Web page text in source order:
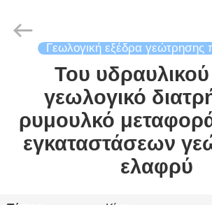
ΠΡΟΪΌΝΤΑ
ΕΜΦΆΝΙΣΗ
Heavy
Industry
Γεωλογική εξέδρα γεώτρησης
Του
γεωλογικό
ρυμουλκό
εγκαταστάσεων
ελαφρύ